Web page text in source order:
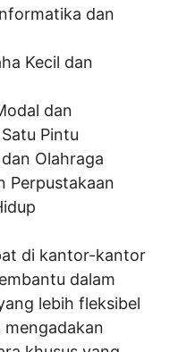
dan
Kecil dan
dan
Pintu
Olahraga
Perpustakaan
di kantor-kantor
dalam
lebih fleksibel